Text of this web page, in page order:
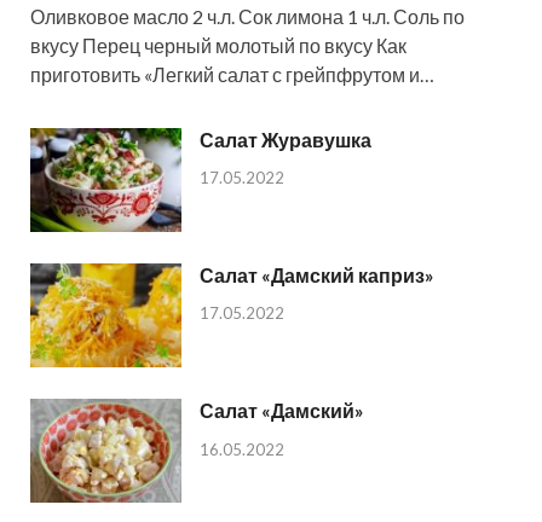
Оливковое масло 2 ч.л. Сок лимона 1 ч.л. Соль по
вкусу Перец черный молотый по вкусу Как
приготовить «Легкий салат с грейпфрутом и…
Салат Журавушка
17.05.2022
Салат «Дамский каприз»
17.05.2022
Салат «Дамский»
16.05.2022